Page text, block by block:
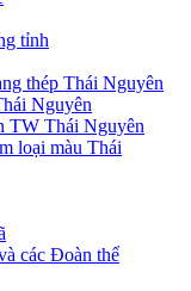
tỉnh
thép Thái Nguyên
Nguyên
TW Thái Nguyên
loại màu Thái
các Đoàn thể